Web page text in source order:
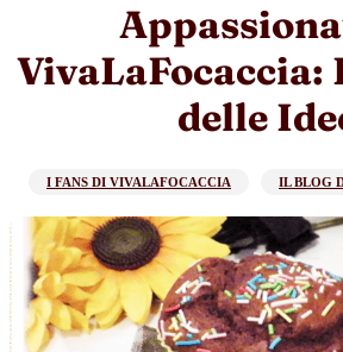
VivaLaFocaccia:
delle
I FANS DI VIVALAFOCACCIA IL BLOG